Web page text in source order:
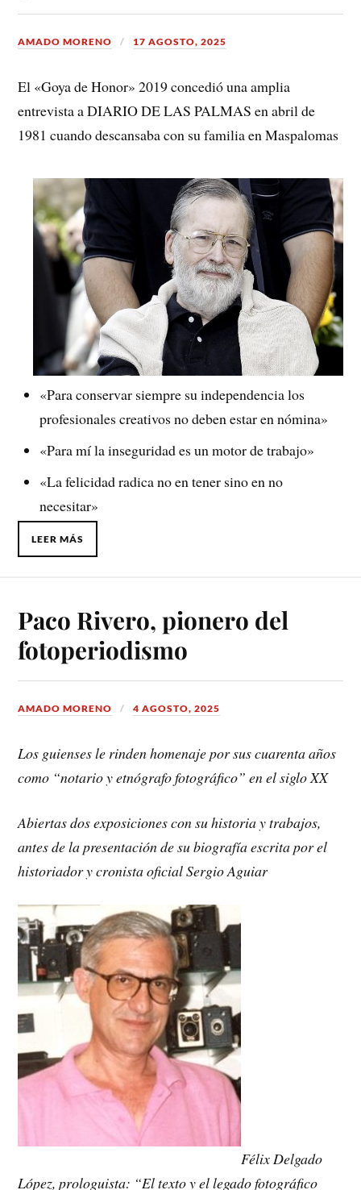
AMADO MORENO 17 AGOSTO, 2025
El «Goya de Honor» 2019 concedió una amplia
entrevista a DIARIO DE LAS PALMAS en abril de
1981 cuando descansaba con su familia en Maspalomas
«Para conservar siempre su independencia los
profesionales creativos no deben estar en nómina»
«Para mí la inseguridad es un motor de trabajo»
«La felicidad radica no en tener sino en no
necesitar»
LEER MÁS
Paco Rivero, pionero del
fotoperiodismo
AMADO MORENO 4 AGOSTO, 2025
Los guienses le rinden homenaje por sus cuarenta años
como “notario y etnógrafo fotográfico” en el siglo XX
Abiertas dos exposiciones con su historia y trabajos,
antes de la presentación de su biografía escrita por el
historiador y cronista oficial Sergio Aguiar
Félix Delgado
López, prologuista: “El texto y el legado fotográfico